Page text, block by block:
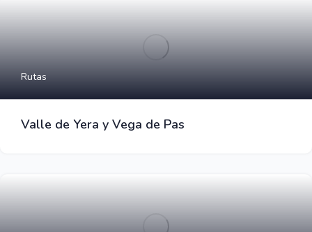
Rutas
Valle de Yera y Vega de Pas